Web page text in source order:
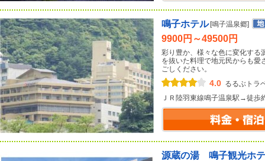
鳴子ホテル [鳴子温泉郷]
9900円～49500円
彩り豊か、様々な色に変化する
を抜いた料理で地元民からも愛
ごしください。
4.0 るるぶトラ
ＪＲ陸羽東線鳴子温泉駅→徒歩
源蔵の湯 鳴子観光ホ